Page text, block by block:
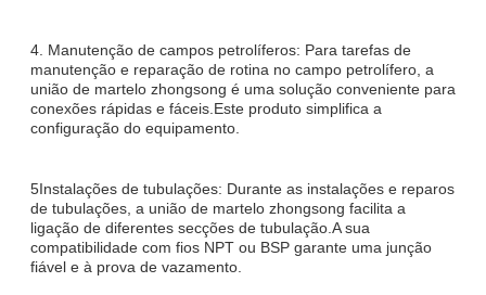
4. Manutenção de campos petrolíferos: Para tarefas de
manutenção e reparação de rotina no campo petrolífero, a
união de martelo zhongsong é uma solução conveniente para
conexões rápidas e fáceis.Este produto simplifica a
configuração do equipamento.
5Instalações de tubulações: Durante as instalações e reparos
de tubulações, a união de martelo zhongsong facilita a
ligação de diferentes secções de tubulação.A sua
compatibilidade com fios NPT ou BSP garante uma junção
fiável e à prova de vazamento.